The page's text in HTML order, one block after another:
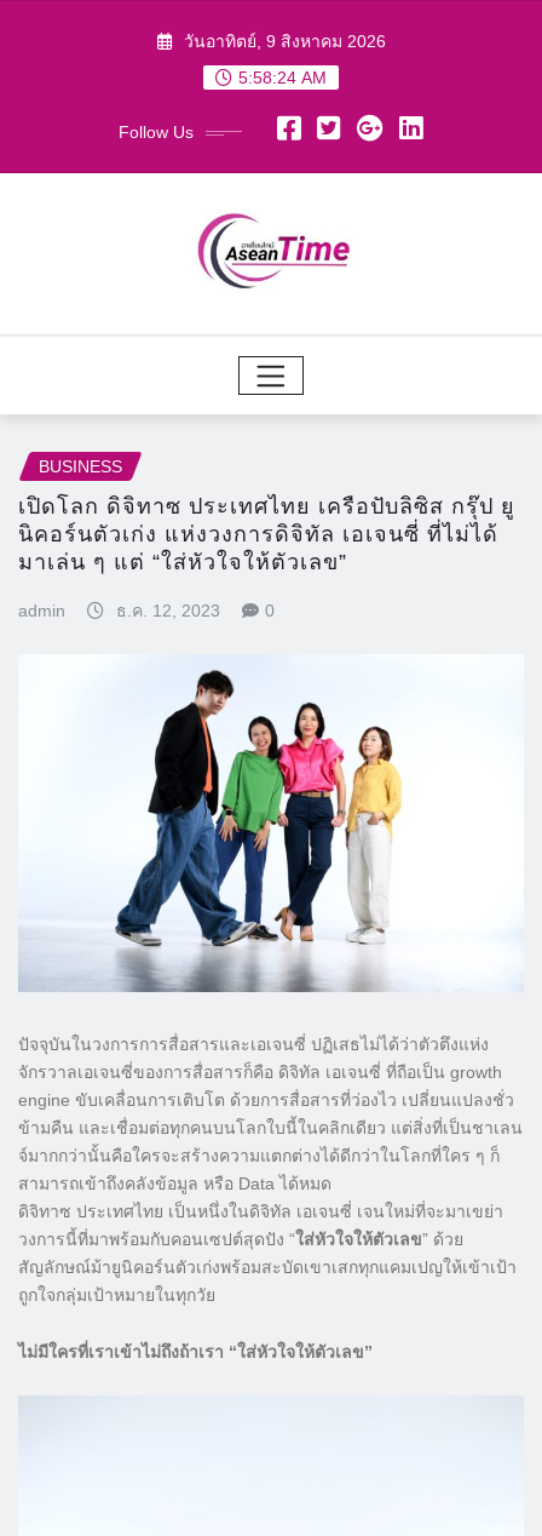
วันอาทิตย์, 9 สิงหาคม 2026
5:58:25 AM
Follow Us
BUSINESS
เปิดโลก ดิจิทาซ ประเทศไทย เครือปับลิซิส กรุ๊ป ยู
นิคอร์นตัวเก่ง แห่งวงการดิจิทัล เอเจนซี่ ที่ไม่ได้
มาเล่น ๆ แต่ “ใส่หัวใจให้ตัวเลข”
admin ธ.ค. 12, 2023 0
ปัจจุบันในวงการการสื่อสารและเอเจนซี่ ปฏิเสธไม่ได้ว่าตัวตึงแห่ง
จักรวาลเอเจนซี่ของการสื่อสารก็คือ ดิจิทัล เอเจนซี่ ที่ถือเป็น growth
engine ขับเคลื่อนการเติบโต ด้วยการสื่อสารที่ว่องไว เปลี่ยนแปลงชั่ว
ข้ามคืน และเชื่อมต่อทุกคนบนโลกใบนี้ในคลิกเดียว แต่สิ่งที่เป็นชาเลน
จ์มากกว่านั้นคือใครจะสร้างความแตกต่างได้ดีกว่าในโลกที่ใคร ๆ ก็
สามารถเข้าถึงคลังข้อมูล หรือ Data ได้หมด
ดิจิทาซ ประเทศไทย เป็นหนึ่งในดิจิทัล เอเจนซี่ เจนใหม่ที่จะมาเขย่า
วงการนี้ที่มาพร้อมกับคอนเซปต์สุดปัง “ใส่หัวใจให้ตัวเลข” ด้วย
สัญลักษณ์ม้ายูนิคอร์นตัวเก่งพร้อมสะบัดเขาเสกทุกแคมเปญให้เข้าเป้า
ถูกใจกลุ่มเป้าหมายในทุกวัย
ไม่มีใครที่เราเข้าไม่ถึงถ้าเรา “ใส่หัวใจให้ตัวเลข”